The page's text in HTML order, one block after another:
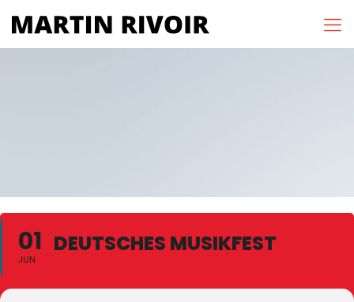
01
JUN
DEUTSCHES MUSIKFEST